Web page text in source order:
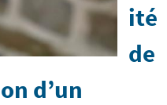
ité
de
d’un